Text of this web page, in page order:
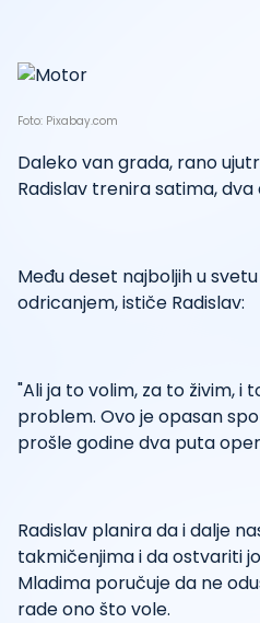
Foto: Pixabay.com
Daleko van grada, rano
Radislav trenira satima,
Među deset najboljih u
odricanjem, ističe Radislav:
"Ali ja to volim, za to živim, i
problem. Ovo je opasan
prošle godine dva puta
Radislav planira da i dalje
takmičenjima i da ostvariti
Mladima poručuje da ne
rade ono što vole.